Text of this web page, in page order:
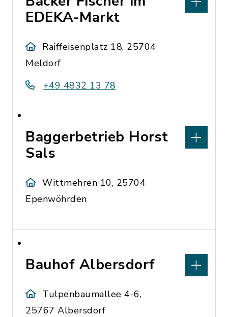
EDEKA-Markt
Raiffeisenplatz 18, 25704
Meldorf
+49 4832 13 78
Baggerbetrieb Horst
Sals
Wittmehren 10, 25704
Epenwöhrden
Bauhof Albersdorf
Tulpenbaumallee 4-6,
25767 Albersdorf